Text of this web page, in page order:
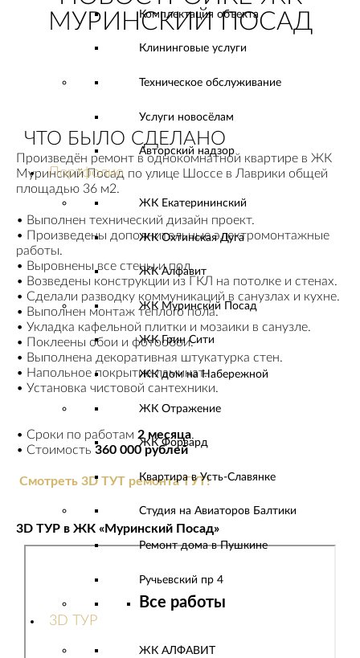
Комплектация объекта
Клининговые услуги
Техническое обслуживание
Услуги новосёлам
Авторский надзор
Портфолио
ЖК Екатерининский
ЖК Охтинская Дуга
ЖК Алфавит
ЖК Муринский Посад
ЖК Грин Сити
ЖК дом на Набережной
ЖК Отражение
ЖК Форвард
Квартира в Усть-Славянке
Студия на Авиаторов Балтики
Ремонт дома в Пушкине
Ручьевский пр 4
Все работы
3D ТУР
ЖК АЛФАВИТ
МУРИНСКИЙ ПОСАД
ЧТО БЫЛО СДЕЛАНО
Произведён ремонт в однокомнатной квартире в ЖК
Муринский Посад по улице Шоссе в Лаврики общей
площадью 36 м2.
• Выполнен технический дизайн проект.
• Произведены дополнительные электромонтажные
работы.
• Выровнены все стены и пол.
• Возведены конструкции из ГКЛ на потолке и стенах.
• Сделали разводку коммуникаций в санузлах и кухне.
• Выполнен монтаж теплого пола.
• Укладка кафельной плитки и мозаики в санузле.
• Поклеены обои и фотообои.
• Выполнена декоративная штукатурка стен.
• Напольное покрытие ламинат.
• Установка чистовой сантехники.
• Сроки по работам 2 месяца.
• Стоимость 360 000 рублей
Смотреть 3D ТУТ ремонта ТУТ!
3D ТУР в ЖК «Муринский Посад»